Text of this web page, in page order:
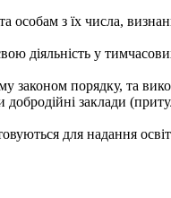
особам з їх числа,
діяльність у
законом порядку, та
добродійні заклади
для надання